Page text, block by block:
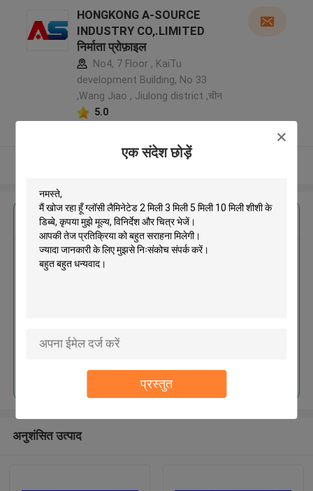
एक संदेश छोड़ें
प्रस्तुत
HONGKONG A-SOURCE
INDUSTRY CO,.LIMITED
निर्माता प्रोफ़ाइल
No4, 7 Floor , KaiTu
development Building, No 33
,Wang Jiao , Jiulong district ,चीन
5.0
सबसे उत्तम प्रतिदान प्राप्त करें
ग्लॉसी लैमिनेटेड 2 मिली 3 मिली 5 मिली
अनुशंसित उत्पाद